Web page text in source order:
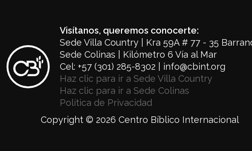
Visítanos, queremos conocerte:
Sede Villa Country | Kra 59A # 77 - 35
Sede Colinas | Kilómetro 6 Vía al Mar
Cel: +57 (301) 285-8302 | info@cbint.org
Haz clic para ir a Sede Villa Country
Haz clic para ir a Sede Colinas
Política de Privacidad
Copyright © 2026 Centro Bíblico Internacional